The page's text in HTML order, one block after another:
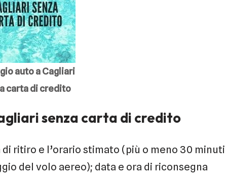
auto a Cagliari
carta di credito
senza carta di credito
ritiro e l’orario stimato (più o meno 30 minuti
del volo aereo); data e ora di riconsegna